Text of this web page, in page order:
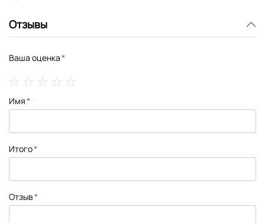
Отзывы
Ваша оценка
star
stars
stars
stars
stars
Имя
Итого
Отзыв